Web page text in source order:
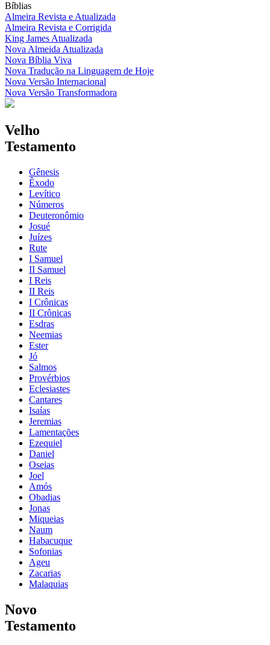
Bíblias
Almeira Revista e Atualizada
Almeira Revista e Corrigida
King James Atualizada
Nova Almeida Atualizada
Nova Bíblia Viva
Nova Tradução na Linguagem de Hoje
Nova Versão Internacional
Nova Versão Transformadora
Velho
Testamento
Gênesis
Êxodo
Levítico
Números
Deuteronômio
Josué
Juízes
Rute
I Samuel
II Samuel
I Reis
II Reis
I Crônicas
II Crônicas
Esdras
Neemias
Ester
Jó
Salmos
Provérbios
Eclesiastes
Cantares
Isaías
Jeremias
Lamentações
Ezequiel
Daniel
Oseias
Joel
Amós
Obadias
Jonas
Miqueias
Naum
Habacuque
Sofonias
Ageu
Zacarias
Malaquias
Novo
Testamento